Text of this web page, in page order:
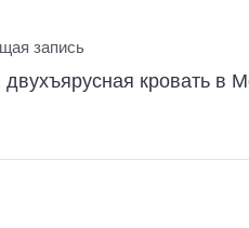
запись
двухъярусная кровать в